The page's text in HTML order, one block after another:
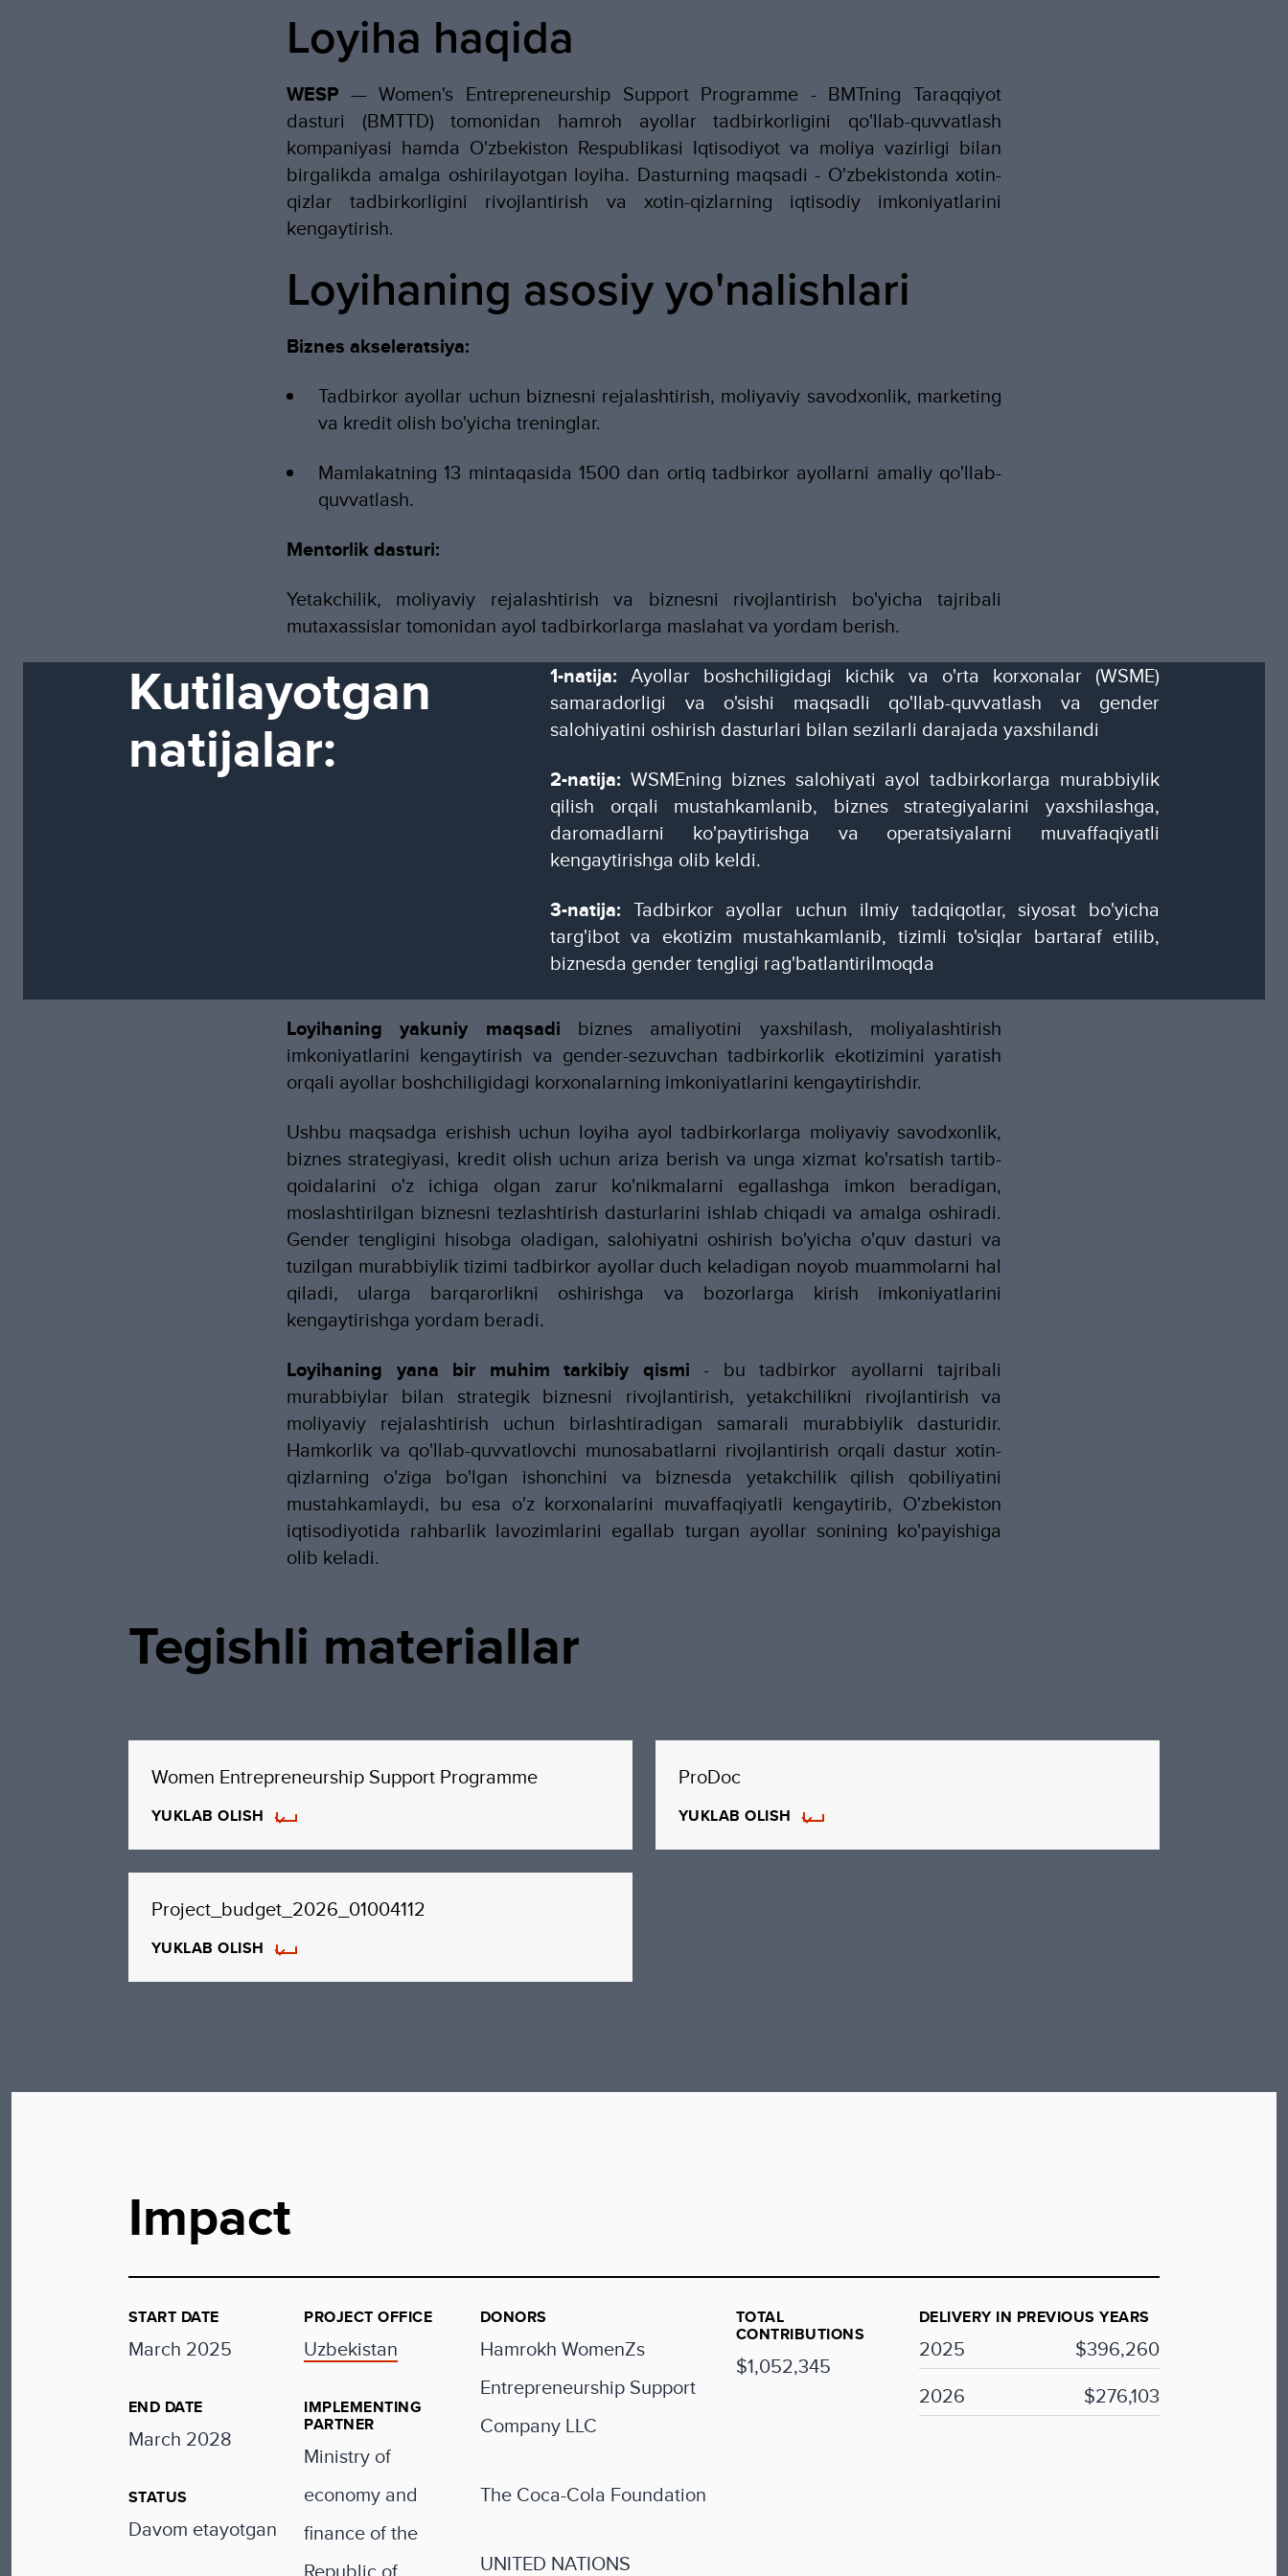
Loyiha haqida
WESP — Women's Entrepreneurship Support Programme - BMTning Taraqqiyot
dasturi (BMTTD) tomonidan hamroh ayollar tadbirkorligini qo'llab-quvvatlash
kompaniyasi hamda O'zbekiston Respublikasi Iqtisodiyot va moliya vazirligi bilan
birgalikda amalga oshirilayotgan loyiha. Dasturning maqsadi - O'zbekistonda xotin-
qizlar tadbirkorligini rivojlantirish va xotin-qizlarning iqtisodiy imkoniyatlarini
kengaytirish.
Loyihaning asosiy yo'nalishlari
Biznes akseleratsiya:
Tadbirkor ayollar uchun biznesni rejalashtirish, moliyaviy savodxonlik, marketing
va kredit olish bo'yicha treninglar.
Mamlakatning 13 mintaqasida 1500 dan ortiq tadbirkor ayollarni amaliy qo'llab-
quvvatlash.
Mentorlik dasturi:
Yetakchilik, moliyaviy rejalashtirish va biznesni rivojlantirish bo'yicha tajribali
mutaxassislar tomonidan ayol tadbirkorlarga maslahat va yordam berish.
Kutilayotgan
natijalar:
1-natija: Ayollar boshchiligidagi kichik va o'rta korxonalar (WSME)
samaradorligi va o'sishi maqsadli qo'llab-quvvatlash va gender
salohiyatini oshirish dasturlari bilan sezilarli darajada yaxshilandi
2-natija: WSMEning biznes salohiyati ayol tadbirkorlarga murabbiylik
qilish orqali mustahkamlanib, biznes strategiyalarini yaxshilashga,
daromadlarni ko'paytirishga va operatsiyalarni muvaffaqiyatli
kengaytirishga olib keldi.
3-natija: Tadbirkor ayollar uchun ilmiy tadqiqotlar, siyosat bo'yicha
targ'ibot va ekotizim mustahkamlanib, tizimli to'siqlar bartaraf etilib,
biznesda gender tengligi rag'batlantirilmoqda
Loyihaning yakuniy maqsadi biznes amaliyotini yaxshilash, moliyalashtirish
imkoniyatlarini kengaytirish va gender-sezuvchan tadbirkorlik ekotizimini yaratish
orqali ayollar boshchiligidagi korxonalarning imkoniyatlarini kengaytirishdir.
Ushbu maqsadga erishish uchun loyiha ayol tadbirkorlarga moliyaviy savodxonlik,
biznes strategiyasi, kredit olish uchun ariza berish va unga xizmat ko'rsatish tartib-
qoidalarini o'z ichiga olgan zarur ko'nikmalarni egallashga imkon beradigan,
moslashtirilgan biznesni tezlashtirish dasturlarini ishlab chiqadi va amalga oshiradi.
Gender tengligini hisobga oladigan, salohiyatni oshirish bo'yicha o'quv dasturi va
tuzilgan murabbiylik tizimi tadbirkor ayollar duch keladigan noyob muammolarni hal
qiladi, ularga barqarorlikni oshirishga va bozorlarga kirish imkoniyatlarini
kengaytirishga yordam beradi.
Loyihaning yana bir muhim tarkibiy qismi - bu tadbirkor ayollarni tajribali
murabbiylar bilan strategik biznesni rivojlantirish, yetakchilikni rivojlantirish va
moliyaviy rejalashtirish uchun birlashtiradigan samarali murabbiylik dasturidir.
Hamkorlik va qo'llab-quvvatlovchi munosabatlarni rivojlantirish orqali dastur xotin-
qizlarning o'ziga bo'lgan ishonchini va biznesda yetakchilik qilish qobiliyatini
mustahkamlaydi, bu esa o'z korxonalarini muvaffaqiyatli kengaytirib, O'zbekiston
iqtisodiyotida rahbarlik lavozimlarini egallab turgan ayollar sonining ko'payishiga
olib keladi.
Tegishli materiallar
Women Entrepreneurship Support Programme
YUKLAB OLISH
ProDoc
YUKLAB OLISH
Project_budget_2026_01004112
YUKLAB OLISH
Impact
START DATE
March 2025
END DATE
March 2028
STATUS
Davom etayotgan
PROJECT OFFICE
Uzbekistan
IMPLEMENTING
PARTNER
Ministry of
economy and
finance of the
DONORS
Hamrokh WomenΖs
Entrepreneurship Support
Company LLC
The Coca-Cola Foundation
UNITED NATIONS
TOTAL
CONTRIBUTIONS
$1,052,345
DELIVERY IN PREVIOUS YEARS
2025
$396,260
2026
$276,103